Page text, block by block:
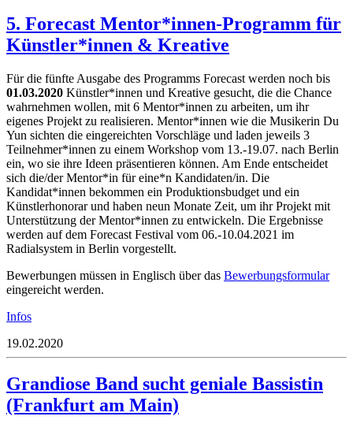
5. Forecast Mentor*innen-Programm für
Künstler*innen & Kreative
Für die fünfte Ausgabe des Programms Forecast werden noch bis
01.03.2020 Künstler*innen und Kreative gesucht, die die Chance
wahrnehmen wollen, mit 6 Mentor*innen zu arbeiten, um ihr
eigenes Projekt zu realisieren. Mentor*innen wie die Musikerin Du
Yun sichten die eingereichten Vorschläge und laden jeweils 3
Teilnehmer*innen zu einem Workshop vom 13.-19.07. nach Berlin
ein, wo sie ihre Ideen präsentieren können. Am Ende entscheidet
sich die/der Mentor*in für eine*n Kandidaten/in. Die
Kandidat*innen bekommen ein Produktionsbudget und ein
Künstlerhonorar und haben neun Monate Zeit, um ihr Projekt mit
Unterstützung der Mentor*innen zu entwickeln. Die Ergebnisse
werden auf dem Forecast Festival vom 06.-10.04.2021 im
Radialsystem in Berlin vorgestellt.
Bewerbungen müssen in Englisch über das Bewerbungsformular
eingereicht werden.
Infos
19.02.2020
Grandiose Band sucht geniale Bassistin
(Frankfurt am Main)